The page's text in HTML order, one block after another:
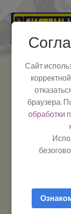
Перейти
навигации
Перейти
содержимому
Как
Полезная
Мой аккаунт
Системы
г. Красноярск,
Работаем:Пн-
10:00–18:00
грузовик, для
Сайт
браузера.
обработки